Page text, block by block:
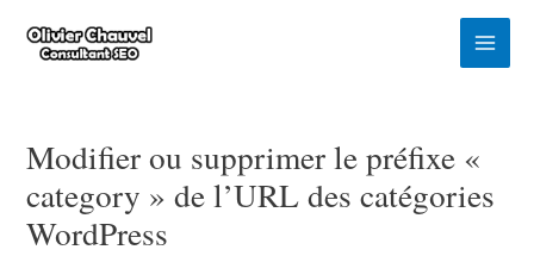
contenu
Main
Modifier ou supprimer le préfixe «
category » de l’URL des catégories
WordPress